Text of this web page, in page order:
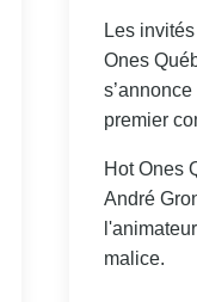
Les
Ones
premier
Hot Ones
André
malice.